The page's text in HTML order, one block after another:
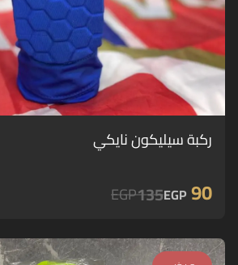
ركبة سيليكون نايكي
90
EGP
135
EGP